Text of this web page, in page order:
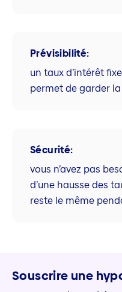
Prévisibilité:
un taux d’intérêt
permet de garder
Sécurité:
vous n’avez pas
d’une hausse des
reste le même
Souscrire une